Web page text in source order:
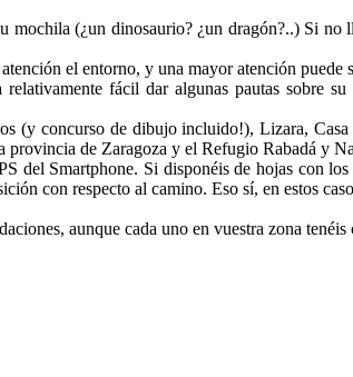
mochila (¿un dinosaurio? ¿un dragón?..) Si
el entorno, y una mayor atención
fácil dar algunas pautas sobre
(y concurso de dibujo incluido!), Lizara,
de Zaragoza y el Refugio Rabadá y
del Smartphone. Si disponéis de hojas con
con respecto al camino. Eso sí, en estos
aunque cada uno en vuestra zona